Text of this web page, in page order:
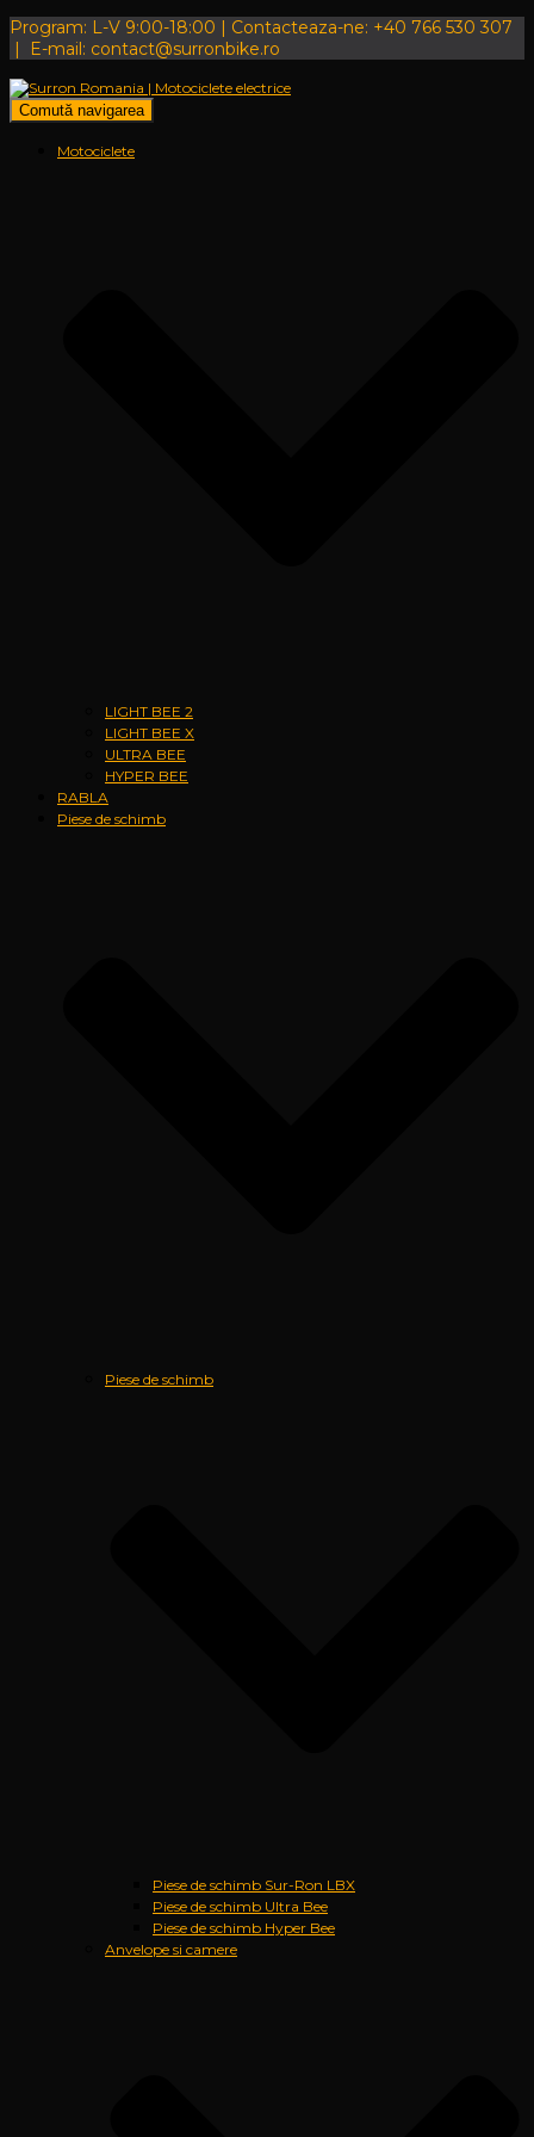
Program: L-V 9:00-18:00 | Contacteaza-ne: +40 766 530 307
| E-mail: contact@surronbike.ro
Comută navigarea
Motociclete
LIGHT BEE 2
LIGHT BEE X
ULTRA BEE
HYPER BEE
RABLA
Piese de schimb
Piese de schimb
Piese de schimb Sur-Ron LBX
Piese de schimb Ultra Bee
Piese de schimb Hyper Bee
Anvelope si camere